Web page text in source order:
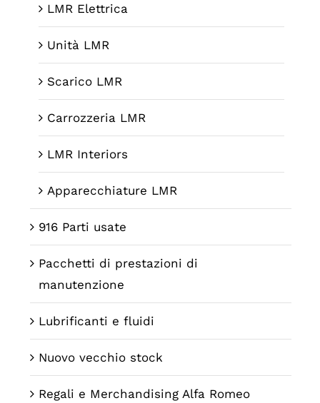
LMR Elettrica
Unità LMR
Scarico LMR
Carrozzeria LMR
LMR Interiors
Apparecchiature LMR
916 Parti usate
Pacchetti di prestazioni di
manutenzione
Lubrificanti e fluidi
Nuovo vecchio stock
Regali e Merchandising Alfa Romeo